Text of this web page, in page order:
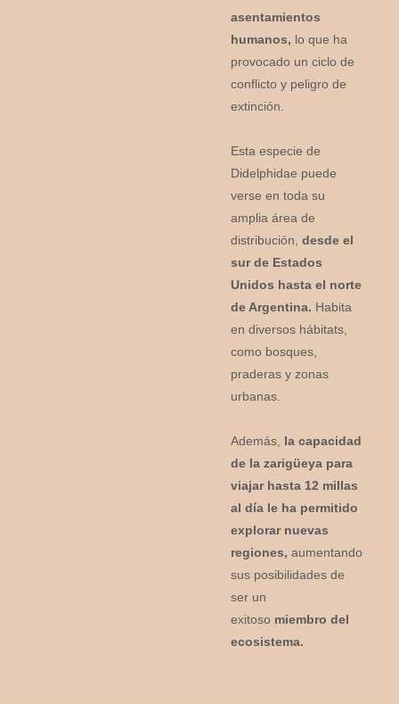
asentamientos
humanos, lo que ha
provocado un ciclo de
conflicto y peligro de
extinción.
Esta especie de
Didelphidae puede
verse en toda su
amplia área de
distribución,desde el
sur de Estados
Unidos hasta el norte
de Argentina. Habita
en diversos hábitats,
como bosques,
praderas y zonas
urbanas.
Además, la capacidad
de la zarigüeya para
viajar hasta 12 millas
al día le ha permitido
explorar nuevas
regiones, aumentando
sus posibilidades de
ser un
exitoso miembro del
ecosistema.